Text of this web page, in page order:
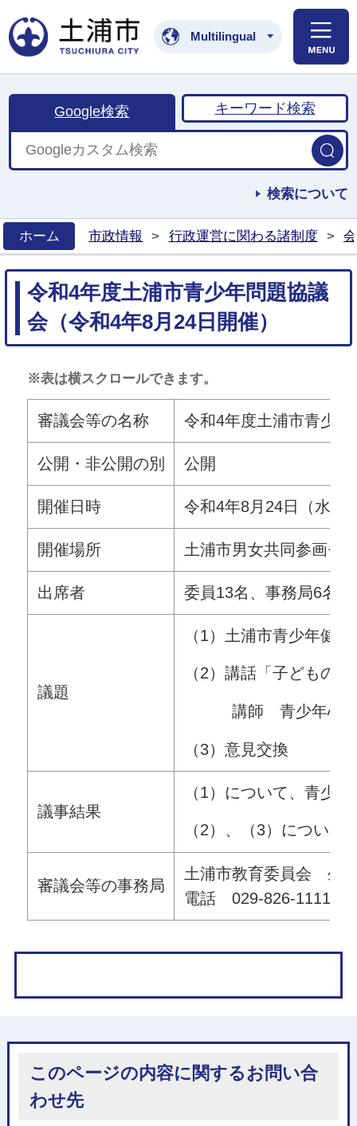
土浦市公式ホームペ
Multilingual
Google検索 キーワード検索
検索について
ホーム
市政情報 > 行政運営に関わる諸制度 >
令和4年度土浦市青少年問題協議
会（令和4年8月24日開催）
※表は横スクロールできます。
審議会等の名称 令和4年度土浦市青少年
公開・非公開の別 公開
開催日時 令和4年8月24日（水曜
開催場所 土浦市男女共同参画セ
出席者 委員13名、事務局6名
議題
（1）土浦市青少年健
（2）講話「子どもの
講師 青少年心理
（3）意見交換
議事結果
（1）について、青少
（2）、（3）について
審議会等の事務局
土浦市教育委員会 生
電話 029-826-1111（
このページの内容に関するお問い合
わせ先